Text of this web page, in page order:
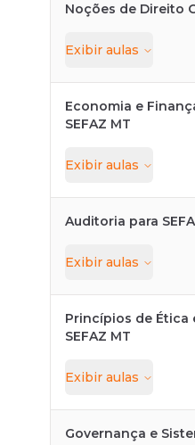
Noções de Direito
Exibir aulas
Economia e
SEFAZ MT
Exibir aulas
Auditoria para
Exibir aulas
Princípios de Ética
SEFAZ MT
Exibir aulas
Governança e